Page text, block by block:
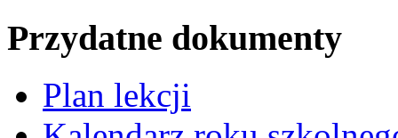
Przydatne dokumenty
Plan lekcji